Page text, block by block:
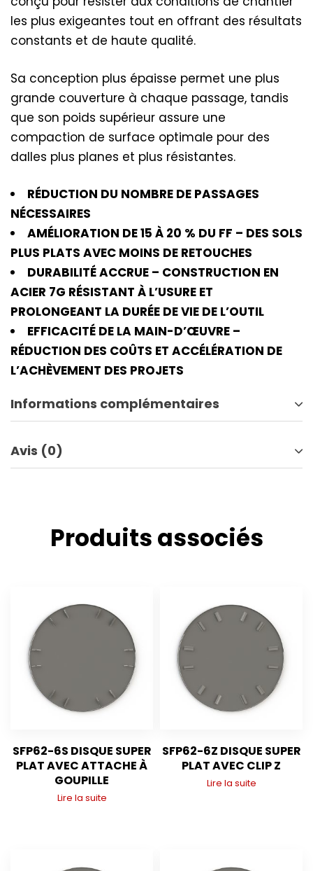
les plus exigeantes tout en offrant des résultats
constants et de haute qualité.
Sa conception plus épaisse permet une plus
grande couverture à chaque passage, tandis
que son poids supérieur assure une
compaction de surface optimale pour des
dalles plus planes et plus résistantes.
RÉDUCTION DU NOMBRE DE PASSAGES
NÉCESSAIRES
AMÉLIORATION DE 15 À 20 % DU FF – DES SOLS
PLUS PLATS AVEC MOINS DE RETOUCHES
DURABILITÉ ACCRUE – CONSTRUCTION EN
ACIER 7G RÉSISTANT À L’USURE ET
PROLONGEANT LA DURÉE DE VIE DE L’OUTIL
EFFICACITÉ DE LA MAIN-D’ŒUVRE –
RÉDUCTION DES COÛTS ET ACCÉLÉRATION DE
L’ACHÈVEMENT DES PROJETS
Informations complémentaires
Avis (0)
Produits associés
SFP62-6S DISQUE SUPER
PLAT AVEC ATTACHE À
GOUPILLE
Lire la suite
SFP62-6Z DISQUE SUPER
PLAT AVEC CLIP Z
Lire la suite